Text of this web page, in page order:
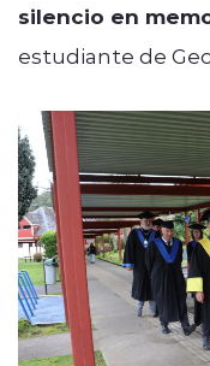
silencio en
estudiante de